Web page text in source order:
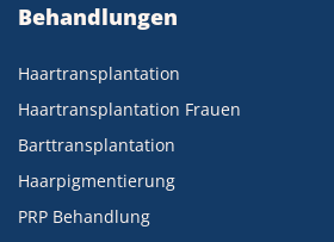
Behandlungen
Haartransplantation
Haartransplantation Frauen
Barttransplantation
Haarpigmentierung
PRP Behandlung